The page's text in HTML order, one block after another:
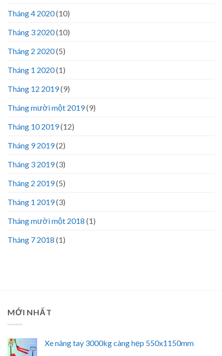
Tháng 4 2020(10)
Tháng 3 2020(10)
Tháng 2 2020(5)
Tháng 1 2020(1)
Tháng 12 2019(9)
Tháng mười một 2019(9)
Tháng 10 2019(12)
Tháng 9 2019(2)
Tháng 3 2019(3)
Tháng 2 2019(5)
Tháng 1 2019(3)
Tháng mười một 2018 (1)
Tháng 7 2018 (1)
MỚI NHẤT
Xe nâng tay 3000kg càng hẹp 550x1150mm